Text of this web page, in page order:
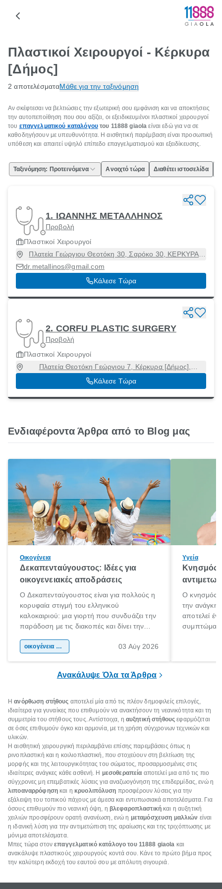
Πλαστικοί Χειρουργοί - Κέρκυρα
[Δήμος]
2 αποτελέσματαΜάθε για την ταξινόμηση
Αν σκέφτεσαι να βελτιώσεις την εξωτερική σου εμφάνιση και να αποκτήσεις
την αυτοπεποίθηση που σου αξίζει, οι εξειδικευμένοι πλαστικοί χειρουργοί
του επαγγελματικού καταλόγουτου 11888 giaola είναι εδώ για να σε
καθοδηγήσουν με υπευθυνότητα. Η αισθητική παρέμβαση είναι προσωπική
υπόθεση και απαιτεί υψηλό επίπεδο επαγγελματισμού και εξειδίκευσης.
Ταξινόμηση: Προτεινόμενα Ανοιχτό τώρα Διαθέτει ιστοσελίδα
1. ΙΩΑΝΝΗΣ ΜΕΤΑΛΛΗΝΟΣ
Προβολή
Πλαστικοί Χειρουργοί
Πλατεία Γεώργιου Θεοτόκη 30, Σαρόκο 30, ΚΕΡΚΥΡΑ,
Κέρκυρα [Δήμος], Κέρκυρα, 49100
dr.metallinos@gmail.com
Κάλεσε Τώρα
2. CORFU PLASTIC SURGERY
Προβολή
Πλαστικοί Χειρουργοί
Πλατεία Θεοτόκη Γεώργιου 7, Κέρκυρα [Δήμος],
Κέρκυρα, 49132
Κάλεσε Τώρα
Ενδιαφέροντα Άρθρα από το Blog μας
Οικογένεια
Δεκαπενταύγουστος: Ιδέες για
οικογενειακές αποδράσεις
Ο Δεκαπενταύγουστος είναι για πολλούς η
κορυφαία στιγμή του ελληνικού
καλοκαιριού: μια γιορτή που συνδυάζει την
παράδοση με τις διακοπές και δίνει την
χώρας. Είτε πρόκειται για λίγες μέρες
οικογένεια & παιδί 03 Αύγ 2026
Υγεία
Κνησμός:
Ο κνησμός
την ανάγκη
αποτελεί
Ανακάλυψε Όλα τα Άρθρα
Ηανόρθωση στήθους αποτελεί μία από τις πλέον δημοφιλείς επιλογές,
ιδιαίτερα για γυναίκες που επιθυμούν να ανακτήσουν τη νεανικότητα και τη
συμμετρία του στήθους τους. Αντίστοιχα, η αυξητική στήθους εφαρμόζεται
σε όσες επιθυμούν όγκο και αρμονία, με τη χρήση σύγχρονων τεχνικών και
υλικών.
Η αισθητική χειρουργική περιλαμβάνει επίσης παρεμβάσεις όπως η
ρινοπλαστική και η κοιλιοπλαστική, που στοχεύουν στη βελτίωση της
μορφής και της λειτουργικότητας του σώματος, προσαρμοσμένες στις
ιδιαίτερες ανάγκες κάθε ασθενή. Η μεσοθεραπεία αποτελεί μια από τις πιο
σύγχρονες μη επεμβατικές λύσεις για αναζωογόνηση της επιδερμίδας, ενώ η
λιποαναρρόφησηκαι η κρυολιπόλυση προσφέρουν λύσεις για την
εξάλειψη του τοπικού πάχους με άμεσα και εντυπωσιακά αποτελέσματα. Για
όσους επιθυμούν πιο νεανική όψη, η βλεφαροπλαστική και η αυξητική
χειλιών προσφέρουν ορατή ανανέωση, ενώ η μεταμόσχευση μαλλιών είναι
η ιδανική λύση για την αντιμετώπιση της αραίωσης και της τριχόπτωσης με
μόνιμα αποτελέσματα.
Μπες τώρα στονεπαγγελματικό κατάλογο του 11888 giaola και
ανακάλυψε πλαστικούς χειρουργούς κοντά σου. Κάνε το πρώτο βήμα προς
την καλύτερη εκδοχή του εαυτού σου με απόλυτη σιγουριά.